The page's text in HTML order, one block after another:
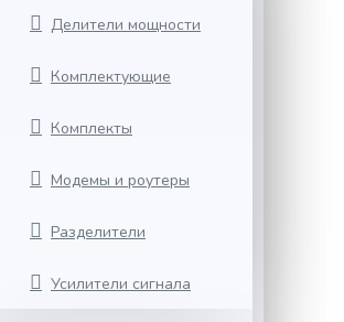
Делители мощности
Комплектующие
Комплекты
Модемы и роутеры
Разделители
Усилители сигнала